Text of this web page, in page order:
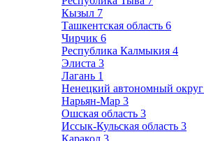
Кызыл 7
Ташкентская область 6
Чирчик 6
Республика Калмыкия 4
Элиста 3
Лагань 1
Ненецкий автономный округ
Нарьян-Мар 3
Ошская область 3
Иссык-Кульская область 3
Каракол 3